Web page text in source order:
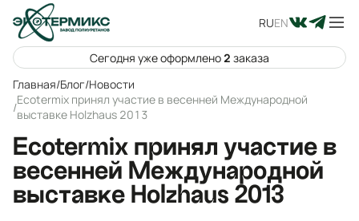
RUEN
Сегодня уже оформлено 2 заказа
Главная/Блог/Новости
/Ecotermix принял участие в весенней Международной
выставке Holzhaus 2013
Ecotermix принял участие в
весенней Международной
выставке Holzhaus 2013